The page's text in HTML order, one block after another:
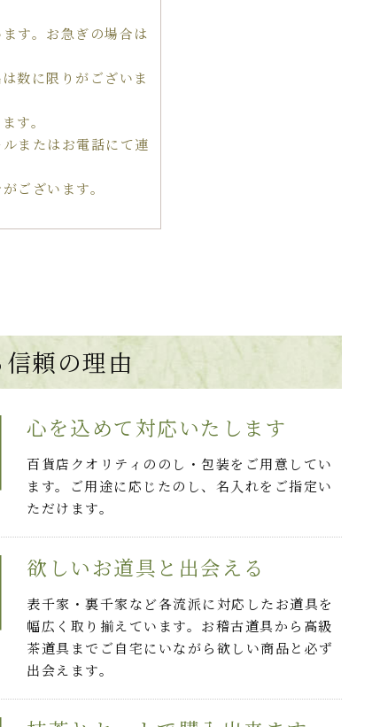
す。お急ぎの場合は
数に限りがございま
す。
またはお電話にて連
ございます。
信頼の理由
心を込めて対応いたします
百貨店クオリティののし・包装をご用意してい
ます。ご用途に応じたのし、名入れをご指定い
ただけます。
欲しいお道具と出会える
表千家・裏千家など各流派に対応したお道具を
幅広く取り揃えています。お稽古道具から高級
茶道具までご自宅にいながら欲しい商品と必ず
出会えます。